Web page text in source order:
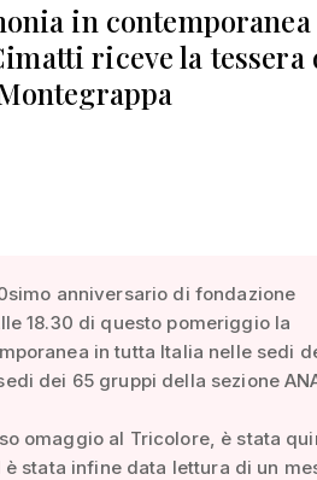
in
riceve la tessera
anniversario di fondazione
18.30 di questo pomeriggio la
in tutta Italia nelle sedi
dei 65 gruppi della sezione
omaggio al Tricolore, è stata
stata infine data lettura di un